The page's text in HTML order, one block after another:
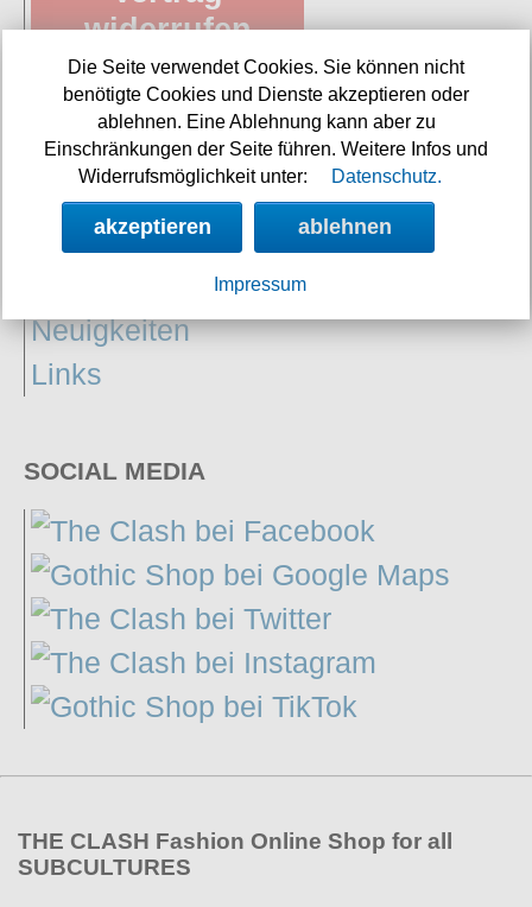
widerrufen
SERVICE
Neuigkeiten
Links
SOCIAL MEDIA
THE CLASH Fashion Online Shop for all
SUBCULTURES
Die Seite verwendet Cookies. Sie können nicht
benötigte Cookies und Dienste akzeptieren oder
ablehnen. Eine Ablehnung kann aber zu
Einschränkungen der Seite führen. Weitere Infos und
Widerrufsmöglichkeit unter:
Datenschutz.
akzeptieren ablehnen
Impressum